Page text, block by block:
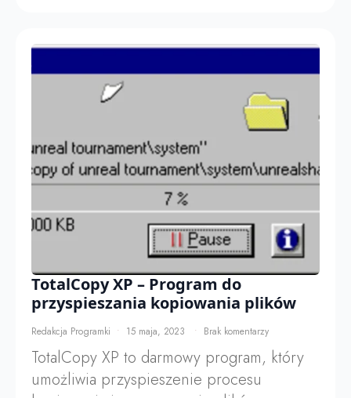
TotalCopy XP – Program do
przyspieszania kopiowania plików
Redakcja Programki 15 maja, 2023 Brak komentarzy
TotalCopy XP to darmowy program, który
umożliwia przyspieszenie procesu